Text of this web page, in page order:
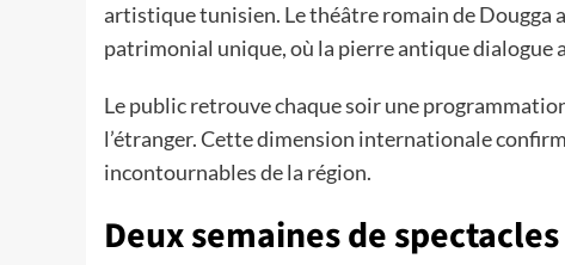
artistique tunisien. Le théâtre romain de Dougga
patrimonial unique, où la pierre antique dialogue
Le public retrouve chaque soir une
l’étranger. Cette dimension internationale
incontournables de la région.
Deux semaines de